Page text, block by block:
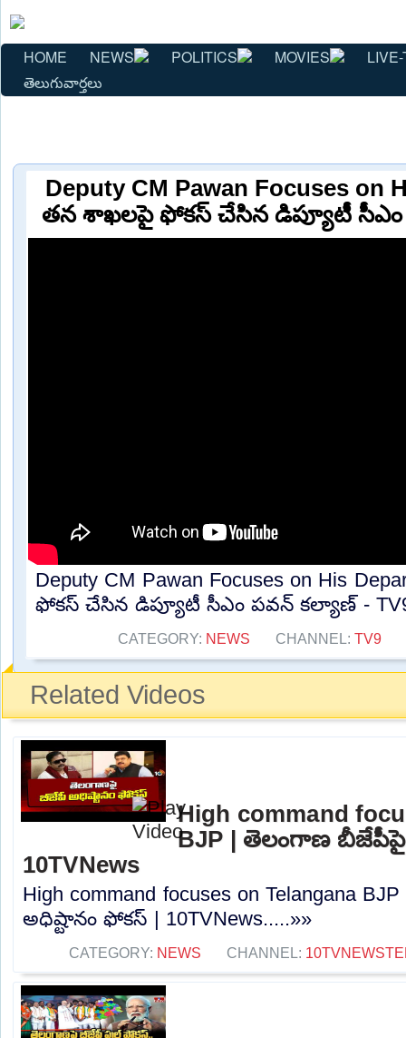
HOME NEWS POLITICS MOVIES
తెలుగువార్తలు
Deputy CM Pawan Focuses on
తన శాఖలపై ఫోకస్ చేసిన డిప్యూటీ సీఎం
Deputy CM Pawan Focuses on His
ఫోకస్ చేసిన డిప్యూటీ సీఎం పవన్ కల్యాణ్ -
CATEGORY: NEWS CHANNEL:TV9
Related Videos
High command
BJP | తెలంగాణ
10TVNews
High command focuses on Telangana
అధిష్టానం ఫోకస్ | 10TVNews.....»»
CATEGORY: NEWS CHANNEL: